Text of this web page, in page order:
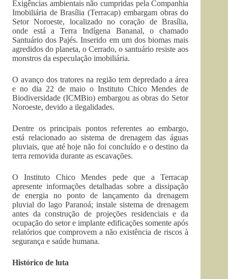
Exigências ambientais não cumpridas pela Companhia
Imobiliária de Brasília (Terracap) embargam obras do
Setor Noroeste, localizado no coração de Brasília,
onde está a Terra Indígena Bananal, o chamado
Santuário dos Pajés. Inserido em um dos biomas mais
agredidos do planeta, o Cerrado, o santuário resiste aos
monstros da especulação imobiliária.
O avanço dos tratores na região tem depredado a área
e no dia 22 de maio o Instituto Chico Mendes de
Biodiversidade (ICMBio) embargou as obras do Setor
Noroeste, devido a ilegalidades.
Dentre os principais pontos referentes ao embargo,
está relacionado ao sistema de drenagem das águas
pluviais, que até hoje não foi concluído e o destino da
terra removida durante as escavações.
O Instituto Chico Mendes pede que a Terracap
apresente informações detalhadas sobre a dissipação
de energia no ponto de lançamento da drenagem
pluvial do lago Paranoá; instale sistema de drenagem
antes da construção de projeções residenciais e da
ocupação do setor e implante edificações somente após
relatórios que comprovem a não existência de riscos à
segurança e saúde humana.
Histórico de luta